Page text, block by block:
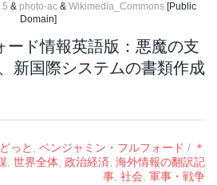
5 & photo-ac & Wikimedia_Commons [Public
Domain]
ード情報英語版：悪魔の支
新国際システムの書類作成
っと , ベンジャミン・フルフォード / ＊
, 世界全体, 政治経済, 海外情報の翻訳記
事, 社会, 軍事・戦争